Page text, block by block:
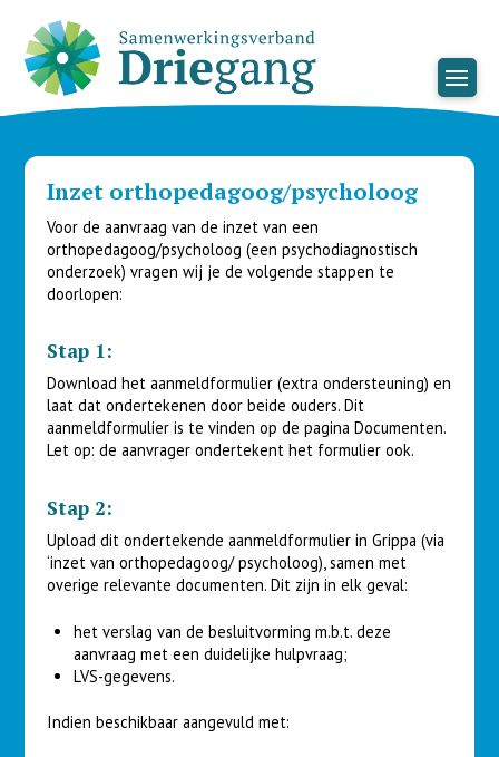
Inzet orthopedagoog/psycholoog
Voor de aanvraag van de inzet van een
orthopedagoog/psycholoog (een psychodiagnostisch
onderzoek) vragen wij je de volgende stappen te
doorlopen:
Stap 1:
Download het aanmeldformulier (extra ondersteuning) en
laat dat ondertekenen door beide ouders. Dit
aanmeldformulier is te vinden op de pagina Documenten.
Let op: de aanvrager ondertekent het formulier ook.
Stap 2:
Upload dit ondertekende aanmeldformulier in Grippa (via
‘inzet van orthopedagoog/ psycholoog), samen met
overige relevante documenten. Dit zijn in elk geval:
het verslag van de besluitvorming m.b.t. deze
aanvraag met een duidelijke hulpvraag;
LVS-gegevens.
Indien beschikbaar aangevuld met: